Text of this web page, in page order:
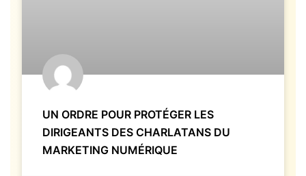
UN ORDRE POUR PROTÉGER LES
DIRIGEANTS DES CHARLATANS DU
MARKETING NUMÉRIQUE